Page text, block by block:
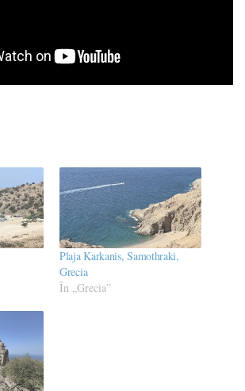
Plaja Karkanis, Samothraki,
Grecia
În „Grecia”